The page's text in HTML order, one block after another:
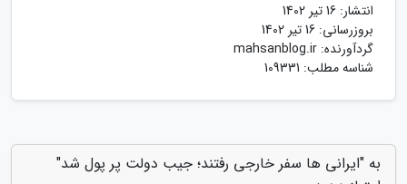
انتشار: 16 تیر 1402
بروزرسانی: 16 تیر 1402
گردآورنده: mahsanblog.ir
شناسه مطلب: 109331
به "ایرانی ها سفر خارجی رفتند؛ جیب دولت پر پول شد"